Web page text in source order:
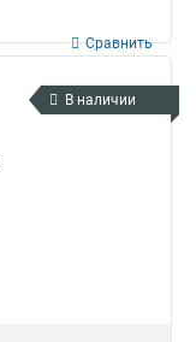
Сравнить
В наличии